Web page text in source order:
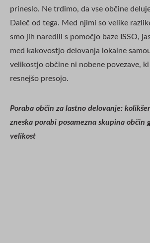
prineslo. Ne trdimo, da vse občine
Daleč od tega. Med njimi so velike
smo jih naredili s pomočjo baze ISSO,
med kakovostjo delovanja lokalne
velikostjo občine ni nobene povezave, ki
resnejšo presojo.
Poraba občin za lastno delovanje:
zneska porabi posamezna skupina občin
velikost